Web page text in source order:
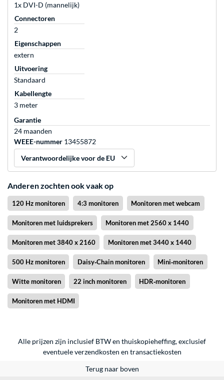
1x DVI-D (mannelijk)
Connectoren
2
Eigenschappen
extern
Uitvoering
Standaard
Kabellengte
3 meter
Garantie
24 maanden
WEEE-nummer 13455872
Verantwoordelijke voor de EU
Anderen zochten ook vaak op
120 Hz monitoren 4:3 monitoren Monitoren met webcam
Monitoren met luidsprekers Monitoren met 2560 x 1440
Monitoren met 3840 x 2160 Monitoren met 3440 x 1440
500 Hz monitoren Daisy‑Chain monitoren Mini‑monitoren
Witte monitoren 22 inch monitoren HDR‑monitoren
Monitoren met HDMI
Alle prijzen zijn inclusief BTW en thuiskopieheffing, exclusief
eventueleverzendkosten en transactiekosten
Terug naar boven